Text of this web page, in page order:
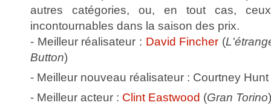
autres catégories, ou, en tout cas,
incontournables dans la saison des prix.
- Meilleur réalisateur : David Fincher (
Button)
- Meilleur nouveau réalisateur : Courtney Hunt
- Meilleur acteur : Clint Eastwood (Gran Torino)